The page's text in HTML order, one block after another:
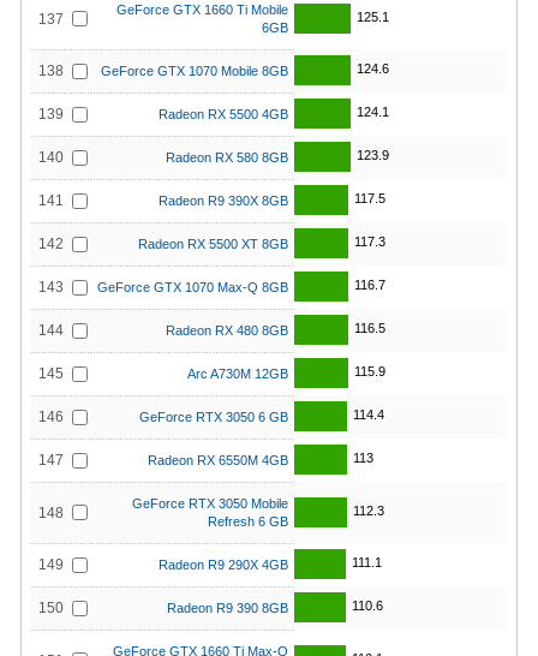
137
GeForce GTX 1660 Ti Mobile
6GB
125.1
138 GeForce GTX 1070 Mobile 8GB 124.6
139 Radeon RX 5500 4GB 124.1
140 Radeon RX 580 8GB 123.9
141 Radeon R9 390X 8GB 117.5
142 Radeon RX 5500 XT 8GB 117.3
143 GeForce GTX 1070 Max-Q 8GB 116.7
144 Radeon RX 480 8GB 116.5
145 Arc A730M 12GB 115.9
146 GeForce RTX 3050 6 GB 114.4
147 Radeon RX 6550M 4GB 113
148
GeForce RTX 3050 Mobile
Refresh 6 GB
112.3
149 Radeon R9 290X 4GB 111.1
150 Radeon R9 390 8GB 110.6
GeForce GTX 1660 Ti Max-Q